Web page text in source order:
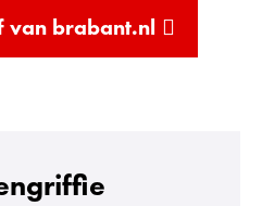
van brabant.nl (verwijst
naar